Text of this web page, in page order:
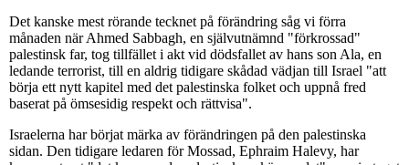
Det kanske mest rörande tecknet på förändring såg vi förra
månaden när Ahmed Sabbagh, en självutnämnd "förkrossad"
palestinsk far, tog tillfället i akt vid dödsfallet av hans son Ala, en
ledande terrorist, till en aldrig tidigare skådad vädjan till Israel "att
börja ett nytt kapitel med det palestinska folket och uppnå fred
baserat på ömsesidig respekt och rättvisa".
Israelerna har börjat märka av förändringen på den palestinska
sidan. Den tidigare ledaren för Mossad, Ephraim Halevy, har